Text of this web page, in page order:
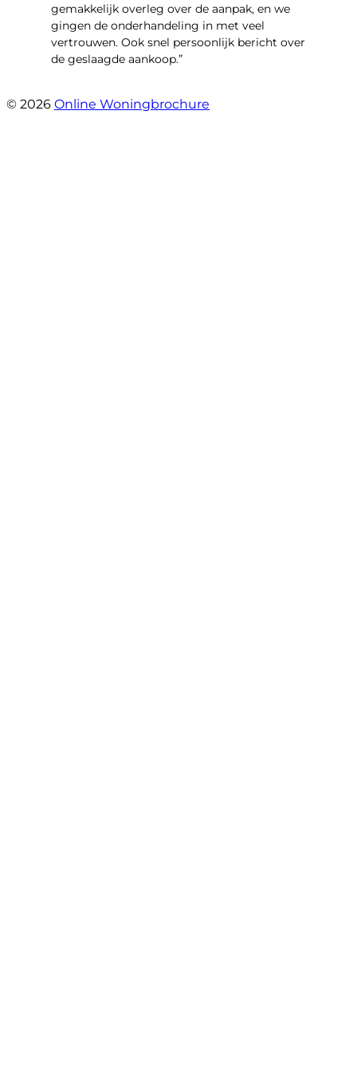
gemakkelijk overleg over de aanpak, en we
gingen de onderhandeling in met veel
vertrouwen. Ook snel persoonlijk bericht over
de geslaagde aankoop.”
© 2026 Online Woningbrochure